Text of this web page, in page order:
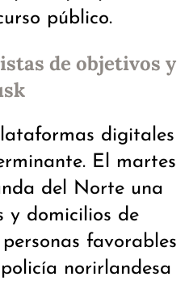
público.
de objetivos y
digitales
El martes
del Norte una
y domicilios de
favorables
norirlandesa